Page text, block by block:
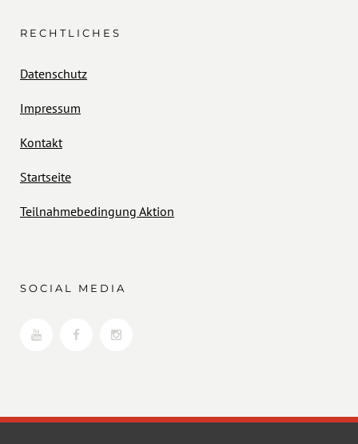
RECHTLICHES
Datenschutz
Impressum
Kontakt
Startseite
Teilnahmebedingung Aktion
SOCIAL MEDIA